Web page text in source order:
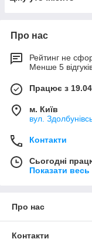
Про нас
Рейтинг не
Менше 5
Працює з
м. Київ
вул.
Контакти
Сьогодні
Показати
Про нас
Контакти